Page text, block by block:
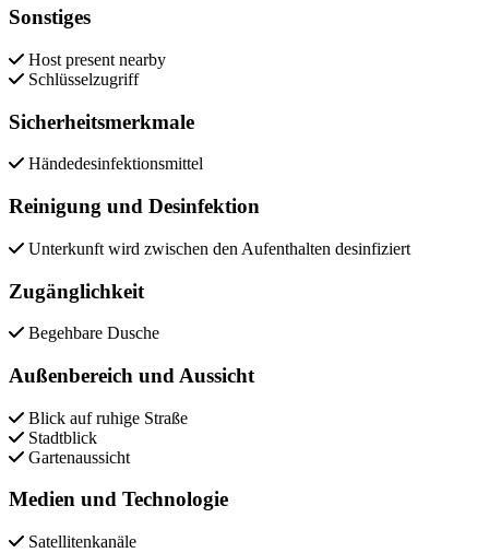
Sonstiges
Host present nearby
Schlüsselzugriff
Sicherheitsmerkmale
Händedesinfektionsmittel
Reinigung und Desinfektion
Unterkunft wird zwischen den Aufenthalten desinfiziert
Zugänglichkeit
Begehbare Dusche
Außenbereich und Aussicht
Blick auf ruhige Straße
Stadtblick
Gartenaussicht
Medien und Technologie
Satellitenkanäle